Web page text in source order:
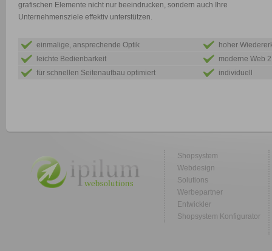
grafischen Elemente nicht nur beeindrucken, sondern auch Ihre
Unternehmensziele effektiv unterstützen.
einmalige, ansprechende Optik
hoher
leichte Bedienbarkeit
moderne Web
für schnellen Seitenaufbau optimiert
individuell
Shopsystem
Webdesign
Solutions
Werbepartner
Entwickler
Shopsystem Konfigurator